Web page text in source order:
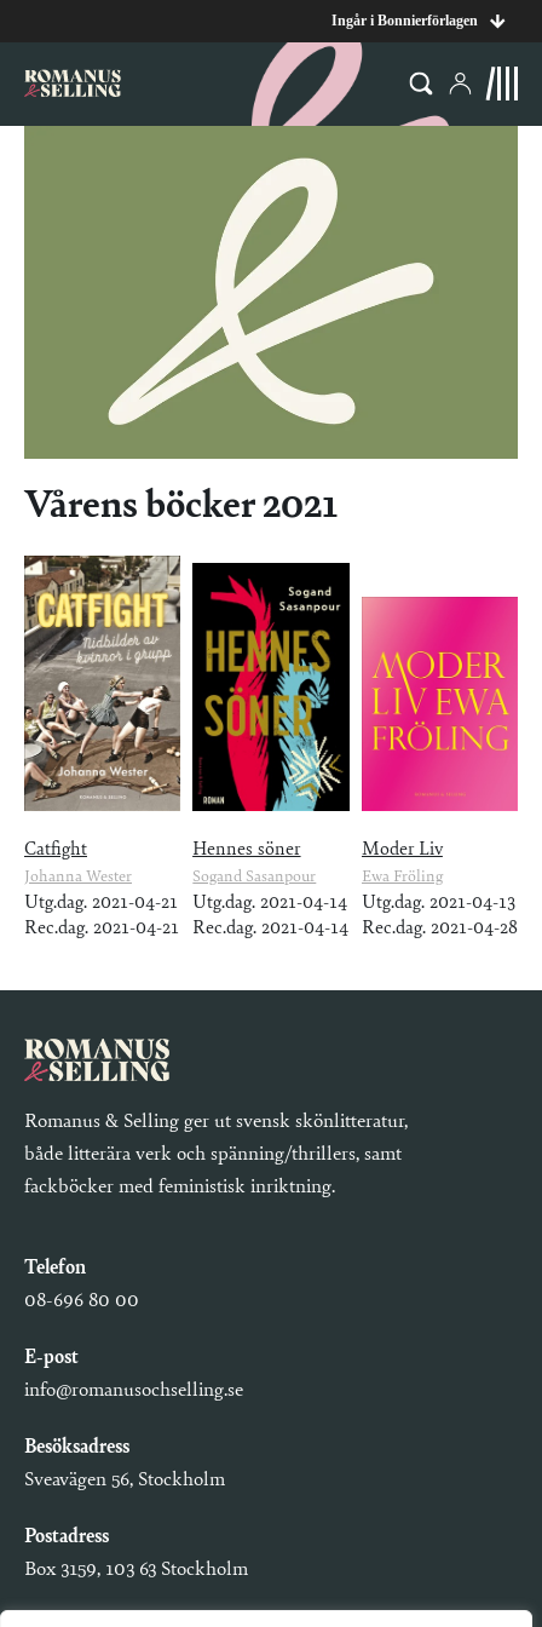
Ingår i Bonnierförlagen
Vårens böcker 2021
Catfight
Johanna Wester
Utg.dag. 2021-04-21
Rec.dag. 2021-04-21
Hennes söner
Sogand Sasanpour
Utg.dag. 2021-04-14
Rec.dag. 2021-04-14
Moder Liv
Ewa Fröling
Utg.dag. 2021-04-13
Rec.dag. 2021-04-28
Romanus & Selling ger ut svensk skönlitteratur,
både litterära verk och spänning/thrillers, samt
fackböcker med feministisk inriktning.
Telefon
08-696 80 00
E-post
info@romanusochselling.se
Besöksadress
Sveavägen 56, Stockholm
Postadress
Box 3159, 103 63 Stockholm